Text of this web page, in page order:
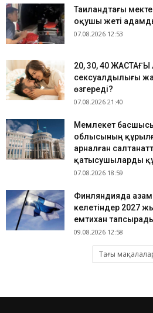
Таиландтағы
оқушы жеті
07.08.2026 12:53
​20, 30, 40
сексуалдылығы
өзгереді?
07.08.2026 21:40
Мемлекет басшысы
облысының
арналған
қатысушыларды
07.08.2026 18:59
Финляндияда
келетіндер 2027
емтихан
09.08.2026 12:58
Тағы